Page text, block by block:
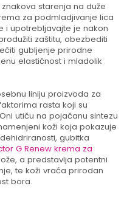
starenja na duže
za podmladjivanje lica
i upotrebljavajte je nakon
zaštitu, obezbediti
gubljenje prirodne
elastičnost i mladolik
liniju proizvoda za
rasta koji su
utiču na pojačanu sintezu
koži koja pokazuje
gubitka
G Renew krema za
a predstavlja potentni
te koži vraća prirodan
bora.